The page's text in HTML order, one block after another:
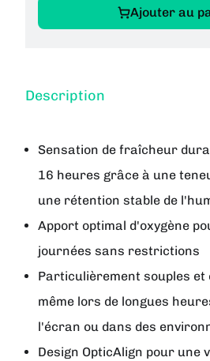
Ajouter au
Description
Sensation de fraîcheur
16 heures grâce à une
une rétention stable de
Apport optimal d'oxygène
journées sans restrictions
Particulièrement souples et
même lors de longues
l'écran ou dans des
Design OpticAlign pour une